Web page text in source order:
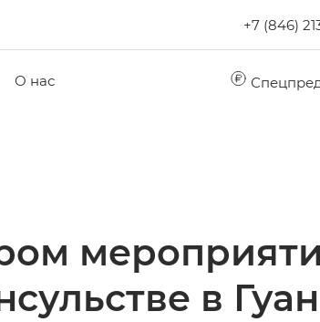
+7 (846)
О нас
в